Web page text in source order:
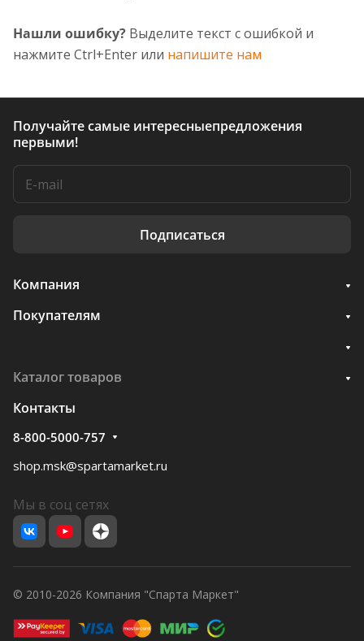
Нашли ошибку? Выделите текст с ошибкой и
нажмите Ctrl+Enter или напишите нам
Получайте самые интересныепредложения
первыми!
Подписаться
Компания
Покупателям
Каталог товаров
Контакты
8-800-5000-757
shop.msk@spartamarket.ru
Мы в соц сетях
© 2010-2026 Компания "Спарта Маркет"